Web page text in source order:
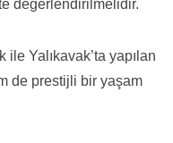
değerlendirilmelidir.
Yalıkavak’ta yapılan
de prestijli bir yaşam